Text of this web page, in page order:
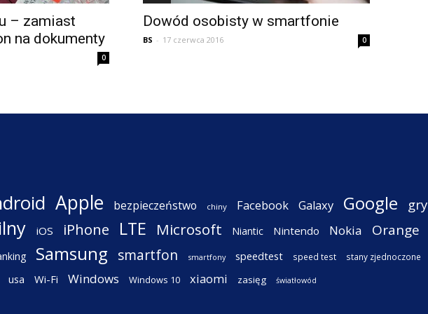
– zamiast
na dokumenty
0
Dowód osobisty w smartfonie
BS - 17 czerwca 2016 0
Apple bezpieczeństwo chiny Facebook Galaxy Google gry
iOS iPhone LTE Microsoft Niantic Nintendo Nokia Orange
Samsung smartfon smartfony speedtest speed test stany zjednoczone
usa Wi-Fi Windows Windows 10 xiaomi zasięg światłowód